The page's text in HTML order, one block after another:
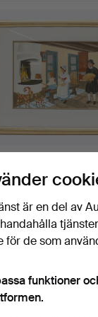
PERSSON. Interiör
3 aug 2026
bud
USD
är en del av
för de som
funktioner